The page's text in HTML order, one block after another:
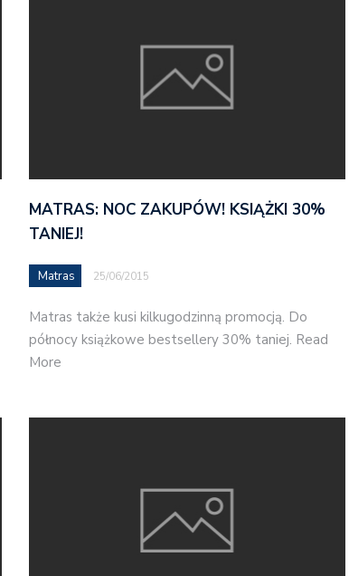
MATRAS: NOC ZAKUPÓW! KSIĄŻKI 30%
TANIEJ!
Matras 25/06/2015
Matras także kusi kilkugodzinną promocją. Do
północy książkowe bestsellery 30% taniej. Read
More